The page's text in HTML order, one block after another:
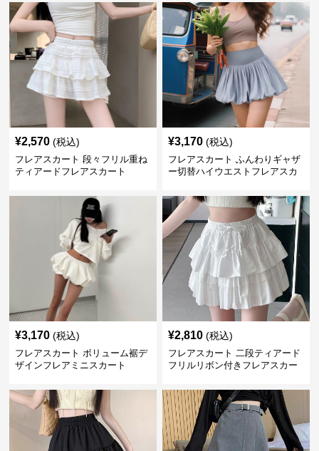
¥2,570 (税込)
フレアスカート 段々フリル重ね
ティアードフレアスカート
¥3,170 (税込)
フレアスカート ふんわりギャザ
ー切替ハイウエストフレアスカ
¥3,170 (税込)
フレアスカート ボリューム裾デ
ザインフレアミニスカート
¥2,810 (税込)
フレアスカート 二段ティアード
フリルリボン付きフレアスカー